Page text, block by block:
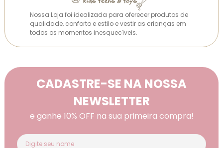
Nossa Loja foi idealizada para oferecer produtos de
qualidade, conforto e estilo e vestir as crianças em
todos os momentos inesquecíveis.
CADASTRE-SE NA NOSSA
NEWSLETTER
e ganhe 10% OFF na sua primeira compra!